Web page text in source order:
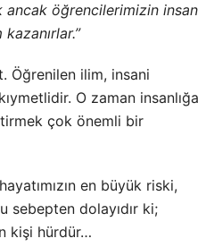
ancak öğrencilerimizin insan
Öğrenilen ilim, insani
O zaman insanlığa
çok önemli bir
en büyük riski,
sebepten dolayıdır ki;
kişi hürdür…